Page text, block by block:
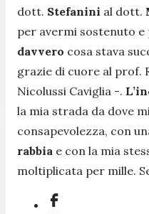
dott. Stefanini al dott.
per avermi sostenuto e
davvero cosa stava
grazie di cuore al prof.
Nicolussi Caviglia -.
la mia strada da dove
consapevolezza, con
rabbia e con la mia
moltiplicata per mille.